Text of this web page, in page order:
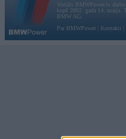
Vortāls BMWPower.lv
kopš 2002. gada 14. maija.
BMW AG.
Par BMWPower
Kontakti